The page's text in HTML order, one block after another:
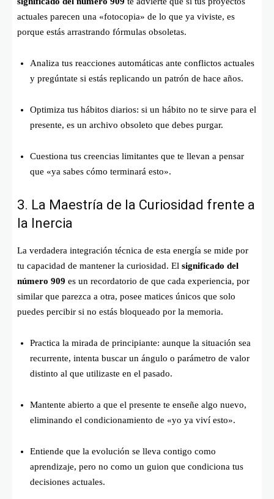
actuales parecen una «fotocopia» de lo que ya viviste, es
porque estás arrastrando fórmulas obsoletas.
Analiza tus reacciones automáticas ante conflictos actuales
y pregúntate si estás replicando un patrón de hace años.
Optimiza tus hábitos diarios: si un hábito no te sirve para el
presente, es un archivo obsoleto que debes purgar.
Cuestiona tus creencias limitantes que te llevan a pensar
que «ya sabes cómo terminará esto».
3. La Maestría de la Curiosidad frente a
la Inercia
La verdadera integración técnica de esta energía se mide por
tu capacidad de mantener la curiosidad. El significado del
número 909 es un recordatorio de que cada experiencia, por
similar que parezca a otra, posee matices únicos que solo
puedes percibir si no estás bloqueado por la memoria.
Practica la mirada de principiante: aunque la situación sea
recurrente, intenta buscar un ángulo o parámetro de valor
distinto al que utilizaste en el pasado.
Mantente abierto a que el presente te enseñe algo nuevo,
eliminando el condicionamiento de «yo ya viví esto».
Entiende que la evolución se lleva contigo como
aprendizaje, pero no como un guion que condiciona tus
decisiones actuales.